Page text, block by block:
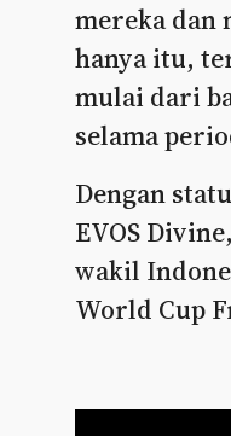
mereka dan
hanya itu,
mulai dari
selama
Dengan
EVOS
wakil
World Cup